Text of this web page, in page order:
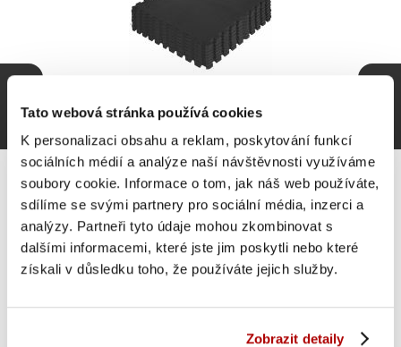
Tato webová stránka používá cookies
K personalizaci obsahu a reklam, poskytování funkcí
sociálních médií a analýze naší návštěvnosti využíváme
soubory cookie. Informace o tom, jak náš web používáte,
sdílíme se svými partnery pro sociální média, inzerci a
analýzy. Partneři tyto údaje mohou zkombinovat s
dalšími informacemi, které jste jim poskytli nebo které
získali v důsledku toho, že používáte jejich služby.
Zobrazit detaily
Gorilla Sports Sada ochranných podložek, černá, 8 ks
699 Kč